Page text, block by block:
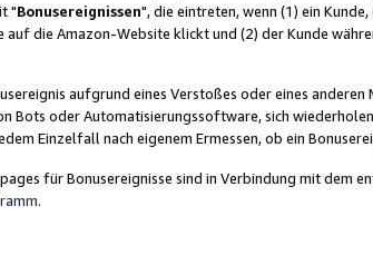
"Bonusereignissen", die eintreten, wenn (1) ein
die Amazon-Website klickt und (2) der Kunde
aufgrund eines Verstoßes oder eines
Bots oder Automatisierungssoftware, sich
Einzelfall nach eigenem Ermessen, ob ein
für Bonusereignisse sind in Verbindung mit dem
.